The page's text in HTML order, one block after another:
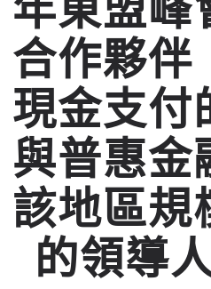
合作夥伴
現金支付
與普惠金
該地區規
的領導